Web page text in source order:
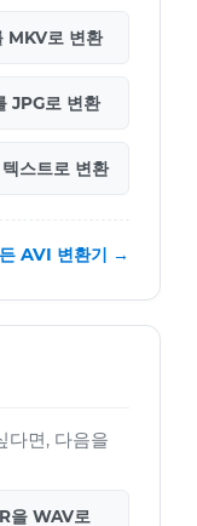
MKV로 변환
JPG로 변환
스트로 변환
AVI 변환기 →
다면, 다음을
을 WAV로